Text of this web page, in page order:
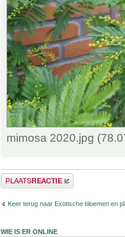
mimosa 2020.jpg
Plaats een reactie
Keer terug naar Exotische bloemen en
WIE IS ER ONLINE